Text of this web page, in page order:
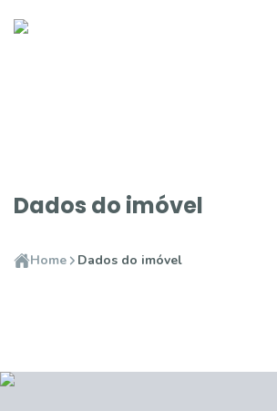
Dados do imóvel
Home Dados do imóvel